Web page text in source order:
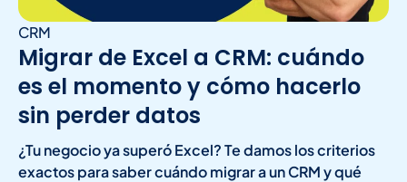
CRM
Migrar de Excel a CRM: cuándo
es el momento y cómo hacerlo
sin perder datos
¿Tu negocio ya superó Excel? Te damos los criterios
exactos para saber cuándo migrar a un CRM y qué